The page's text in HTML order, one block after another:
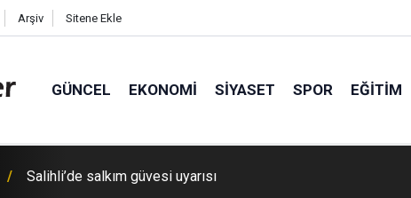
Arşiv Sitene Ekle
GÜNCEL EKONOMI SIYASET SPOR EĞITIM
Yunusemre Belediyespor’a genç takviye